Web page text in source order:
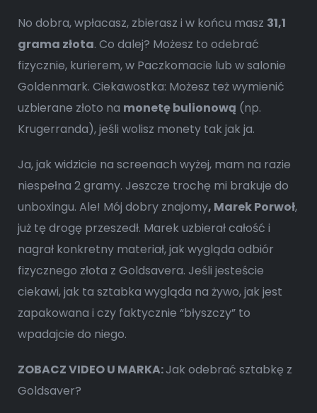
No dobra, wpłacasz, zbierasz i w końcu masz 31,1
grama złota. Co dalej? Możesz to odebrać
fizycznie, kurierem, w Paczkomacie lub w salonie
Goldenmark. Ciekawostka: Możesz też wymienić
uzbierane złoto na monetę bulionową (np.
Krugerranda), jeśli wolisz monety tak jak ja.
Ja, jak widzicie na screenach wyżej, mam na razie
niespełna 2 gramy. Jeszcze trochę mi brakuje do
unboxingu. Ale! Mój dobry znajomy, Marek Porwoł,
już tę drogę przeszedł. Marek uzbierał całość i
nagrał konkretny materiał, jak wygląda odbiór
fizycznego złota z Goldsavera. Jeśli jesteście
ciekawi, jak ta sztabka wygląda na żywo, jak jest
zapakowana i czy faktycznie “błyszczy” to
wpadajcie do niego.
ZOBACZ VIDEO U MARKA:Jak odebrać sztabkę z
Goldsaver?